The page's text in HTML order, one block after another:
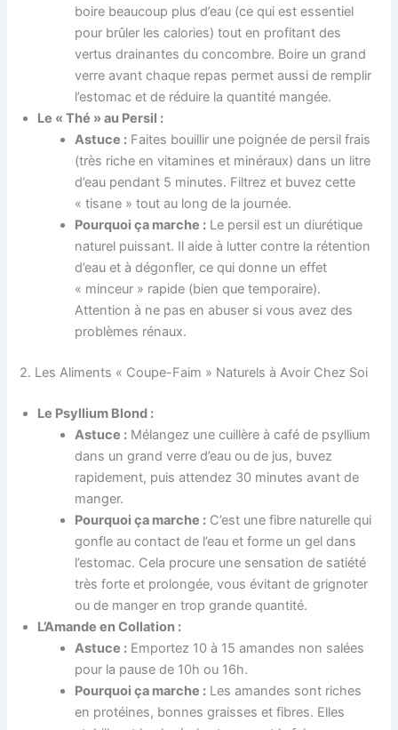
boire beaucoup plus d’eau (ce qui est essentiel
pour brûler les calories) tout en profitant des
vertus drainantes du concombre. Boire un grand
verre avant chaque repas permet aussi de remplir
l’estomac et de réduire la quantité mangée.
Le « Thé » au Persil :
Astuce : Faites bouillir une poignée de persil frais
(très riche en vitamines et minéraux) dans un litre
d’eau pendant 5 minutes. Filtrez et buvez cette
« tisane » tout au long de la journée.
Pourquoi ça marche : Le persil est un diurétique
naturel puissant. Il aide à lutter contre la rétention
d’eau et à dégonfler, ce qui donne un effet
« minceur » rapide (bien que temporaire).
Attention à ne pas en abuser si vous avez des
problèmes rénaux.
2. Les Aliments « Coupe-Faim » Naturels à Avoir Chez Soi
Le Psyllium Blond :
Astuce : Mélangez une cuillère à café de psyllium
dans un grand verre d’eau ou de jus, buvez
rapidement, puis attendez 30 minutes avant de
manger.
Pourquoi ça marche : C’est une fibre naturelle qui
gonfle au contact de l’eau et forme un gel dans
l’estomac. Cela procure une sensation de satiété
très forte et prolongée, vous évitant de grignoter
ou de manger en trop grande quantité.
L’Amande en Collation :
Astuce : Emportez 10 à 15 amandes non salées
pour la pause de 10h ou 16h.
Pourquoi ça marche : Les amandes sont riches
en protéines, bonnes graisses et fibres. Elles